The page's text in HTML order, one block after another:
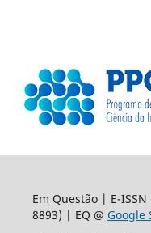
Em Questão | E-
8893) | EQ @ Google